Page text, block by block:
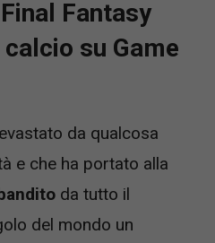
Fantasy
su Game
da qualcosa
e che ha portato alla
da tutto il
del mondo un